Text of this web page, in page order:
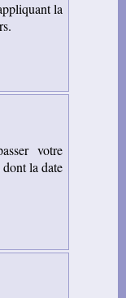
la
votre
la date